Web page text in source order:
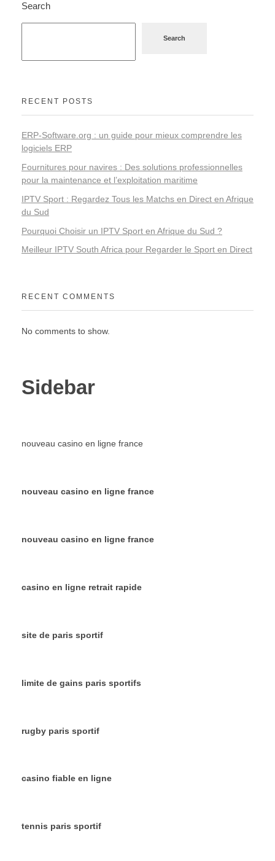
Search
Search
RECENT POSTS
ERP-Software.org : un guide pour mieux comprendre les
logiciels ERP
Fournitures pour navires : Des solutions professionnelles
pour la maintenance et l’exploitation maritime
IPTV Sport : Regardez Tous les Matchs en Direct en Afrique
du Sud
Pourquoi Choisir un IPTV Sport en Afrique du Sud ?
Meilleur IPTV South Africa pour Regarder le Sport en Direct
RECENT COMMENTS
No comments to show.
Sidebar
nouveau casino en ligne france
nouveau casino en ligne france
nouveau casino en ligne france
casino en ligne retrait rapide
site de paris sportif
limite de gains paris sportifs
rugby paris sportif
casino fiable en ligne
tennis paris sportif